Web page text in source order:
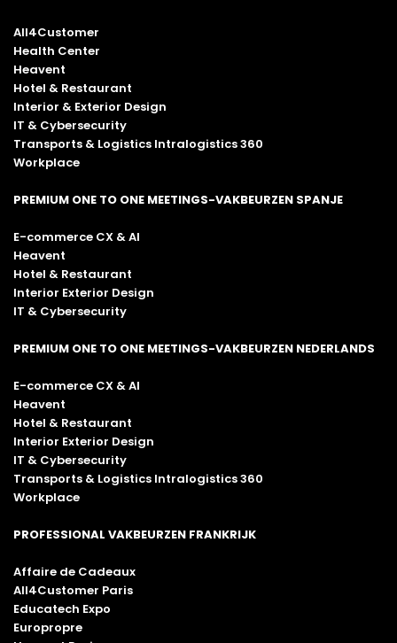
All4Customer
Health Center
Heavent
Hotel & Restaurant
Interior & Exterior Design
IT & Cybersecurity
Transports & Logistics Intralogistics 360
Workplace
PREMIUM ONE TO ONE MEETINGS-VAKBEURZEN SPANJE
E-commerce CX & AI
Heavent
Hotel & Restaurant
Interior Exterior Design
IT & Cybersecurity
PREMIUM ONE TO ONE MEETINGS-VAKBEURZEN NEDERLANDS
E-commerce CX & AI
Heavent
Hotel & Restaurant
Interior Exterior Design
IT & Cybersecurity
Transports & Logistics Intralogistics 360
Workplace
PROFESSIONAL VAKBEURZEN FRANKRIJK
Affaire de Cadeaux
All4Customer Paris
Educatech Expo
Europropre